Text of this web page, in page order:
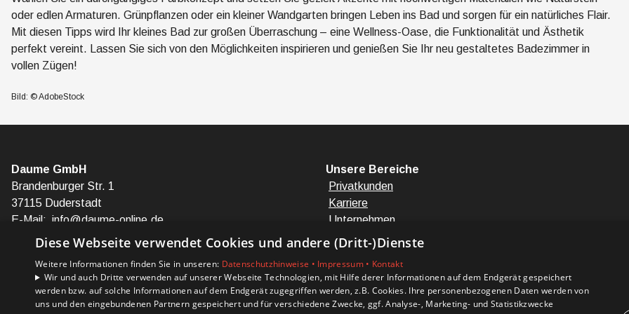
oder edlen Armaturen. Grünpflanzen oder ein kleiner Wandgarten bringen Leben ins Bad und sorgen für ein natürliches Flair.
Mit diesen Tipps wird Ihr kleines Bad zur großen Überraschung – eine Wellness-Oase, die Funktionalität und Ästhetik
perfekt vereint. Lassen Sie sich von den Möglichkeiten inspirieren und genießen Sie Ihr neu gestaltetes Badezimmer in
vollen Zügen!
Bild: © AdobeStock
Daume GmbH
Brandenburger Str. 1
37115 Duderstadt
E-Mail: info@daume-online.de
Tel.: +49 5527 98 02-0
Impressum
Datenschutzerklärung
Barrierefreiheitserklärung
Unsere Bereiche
Privatkunden
Karriere
Unternehmen
Kontakt
Diese Webseite verwendet Cookies und andere (Dritt-)Dienste
Weitere Informationen finden Sie in unseren: Datenschutzhinweise • Impressum • Kontakt
Wir und auch Dritte verwenden auf unserer Webseite Technologien, mit Hilfe derer Informationen auf dem Endgerät gespeichert
werden bzw. auf solche Informationen auf dem Endgerät zugegriffen werden, z.B. Cookies. Ihre personenbezogenen Daten werden von
uns und den eingebundenen Partnern gespeichert und für verschiedene Zwecke, ggf. Analyse-, Marketing- und Statistikzwecke